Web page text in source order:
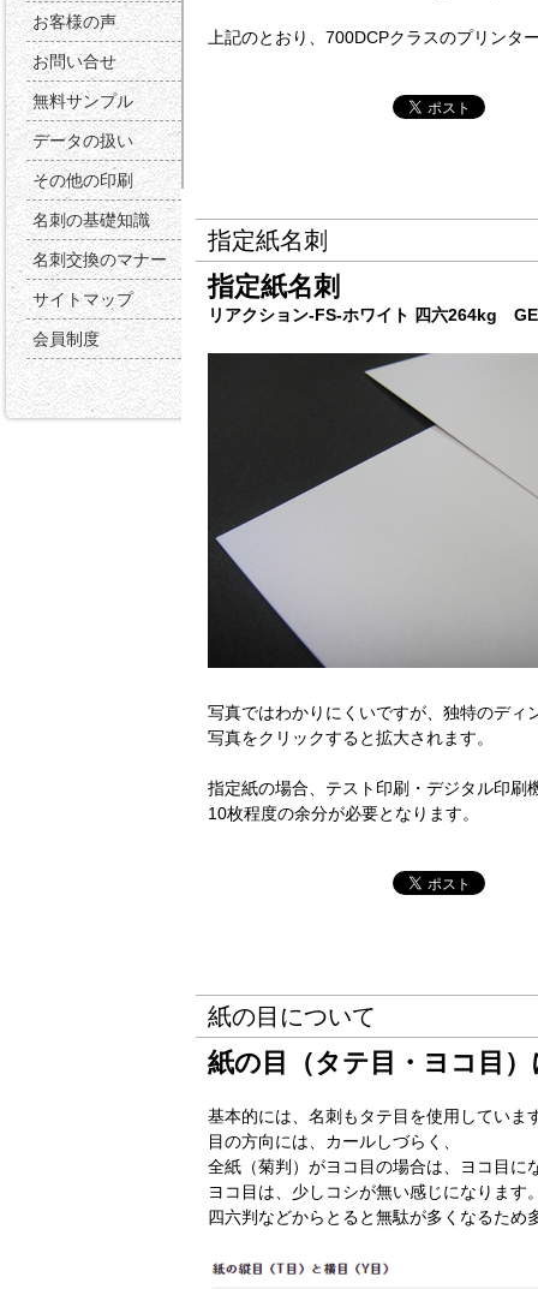
お客様の声
お問い合せ
無料サンプル
データの扱い
その他の印刷
名刺の基礎知識
名刺交換のマナー
サイトマップ
会員制度
上記のとおり、700DCPクラスのプリンタ
指定紙名刺
指定紙名刺
リアクション-FS-ホワイト 四六264kg
写真ではわかりにくいですが、独特のディ
写真をクリックすると拡大されます。
指定紙の場合、テスト印刷・デジタル印刷
10枚程度の余分が必要となります。
紙の目について
紙の目（タテ目・ヨコ目
基本的には、名刺もタテ目を使用していま
目の方向には、カールしづらく、
全紙（菊判）がヨコ目の場合は、ヨコ目に
ヨコ目は、少しコシが無い感じになります
四六判などからとると無駄が多くなるため